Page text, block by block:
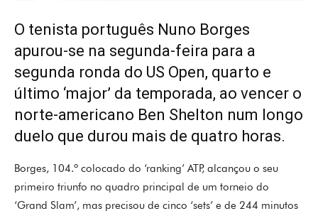
O tenista português Nuno Borges
apurou-se na segunda-feira para a
segunda ronda do US Open, quarto e
último ‘major’ da temporada, ao vencer o
norte-americano Ben Shelton num longo
duelo que durou mais de quatro horas.
Borges, 104.º colocado do ‘ranking’ ATP, alcançou o seu
primeiro triunfo no quadro principal de um torneio do
‘Grand Slam’, mas precisou de cinco ‘sets’ e de 244 minutos